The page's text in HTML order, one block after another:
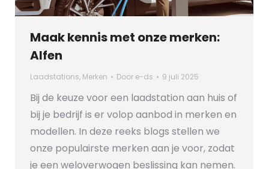
Maak kennis met onze merken:
Alfen
Laadstations, Merken Door e-ds 9 juli 2025
Bij de keuze voor een laadstation aan huis of
bij je bedrijf is er volop aanbod in merken en
modellen. In deze reeks blogs stellen we
onze populairste merken aan je voor, zodat
je een weloverwogen beslissing kan nemen.